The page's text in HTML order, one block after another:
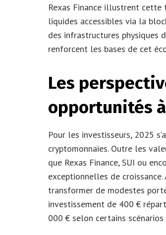
Rexas Finance illustrent
liquides accessibles via la
des infrastructures physiques
renforcent les bases de cet
Les
opportunités
Pour les investisseurs, 2025
cryptomonnaies. Outre les
que Rexas Finance, SUI ou
exceptionnelles de
transformer de modestes
investissement de 400 €
000 € selon certains